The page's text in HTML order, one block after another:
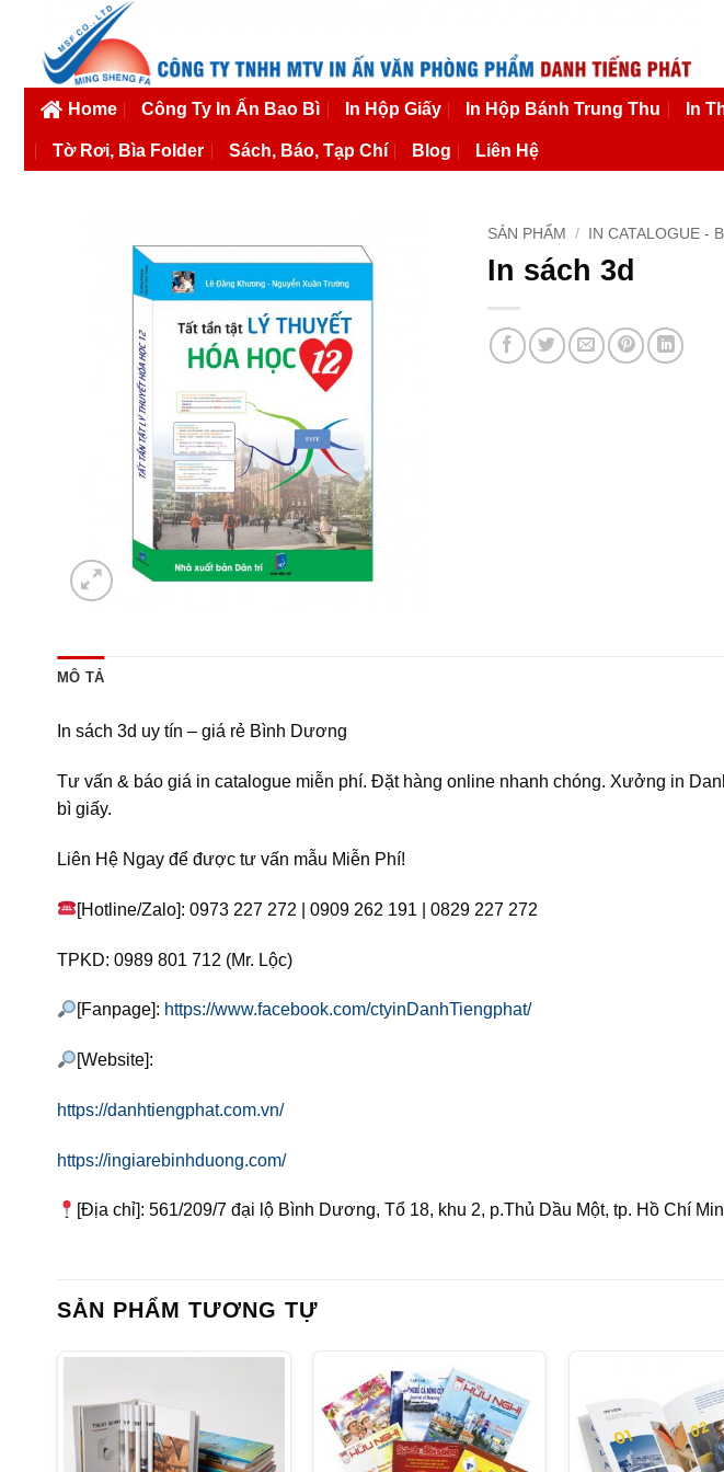
nội
Home Công Ty In Ấn Bao Bì In Hộp Giấy In Hộp Bánh Trung Thu In
Tờ Rơi, Bìa Folder Sách, Báo, Tạp Chí Blog
Liên Hệ
SẢN PHẨM / IN CATALOGUE -
In sách 3d
MÔ TẢ
In sách 3d uy tín – giá rẻ Bình Dương
Tư vấn & báo giá in catalogue miễn phí. Đặt hàng online nhanh chóng. Xưởng in
bì giấy.
Liên Hệ Ngay để được tư vấn mẫu Miễn Phí!
[Hotline/Zalo]: 0973 227 272 | 0909 262 191 | 0829 227 272
TPKD: 0989 801 712 (Mr. Lộc)
[Fanpage]: https://www.facebook.com/ctyinDanhTiengphat/
[Website]:
https://danhtiengphat.com.vn/
https://ingiarebinhduong.com/
[Địa chỉ]: 561/209/7 đại lộ Bình Dương, Tổ 18, khu 2, p.Thủ Dầu Một, tp. Hồ Chí
SẢN PHẨM TƯƠNG TỰ